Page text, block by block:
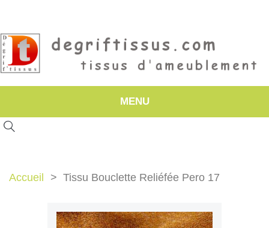
MENU
Accueil Tissu Bouclette Reliéfée Pero 17